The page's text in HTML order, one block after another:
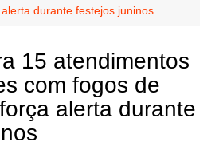
durante festejos juninos
15 atendimentos
com fogos de
alerta durante